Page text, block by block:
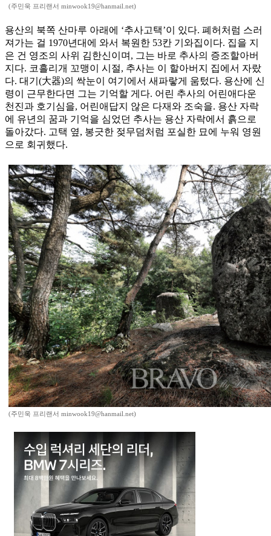
(주민욱 프리랜서 minwook19@hanmail.net)
용산의 북쪽 산마루 아래에 ‘추사고택’이 있다. 폐허처럼 스러
져가는 걸 1970년대에 와서 복원한 53칸 기와집이다. 집을 지
은 건 영조의 사위 김한신이며, 그는 바로 추사의 증조할아버
지다. 코흘리개 꼬맹이 시절, 추사는 이 할아버지 집에서 자랐
다. 대기(大器)의 싹눈이 여기에서 새파랗게 움텄다. 용산에 신
령이 근무한다면 그는 기억할 게다. 어린 추사의 어린애다운
천진과 호기심을, 어린애답지 않은 다재와 조숙을. 용산 자락
에 유년의 꿈과 기억을 심었던 추사는 용산 자락에서 흙으로
돌아갔다. 고택 옆, 봉긋한 젖무덤처럼 포실한 묘에 누워 영원
으로 회귀했다.
(주민욱 프리랜서 minwook19@hanmail.net)